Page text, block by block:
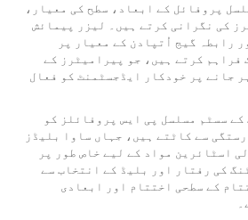
پروفائل کے ابعاد، سطح کی معیار،
کی نگرانی کرتے ہیں۔ لیزر پیمائش
رابطہ گیج اُتپادن کے معیار پر
فراہم کرتے ہیں، جو پیرامیٹرز کے
جانے پر خودکار ایڈجسٹمنٹ کو فعال
سسٹم مسلسل پی ایس پروفائلز کو
سے کاٹتے ہیں، جہاں ساوا بلیڈز
اسٹائرین مواد کے لیے خاص طور پر
کی رفتار اور بلیڈ کے انتخاب سے
کے سطحی اختتام اور ابعادی